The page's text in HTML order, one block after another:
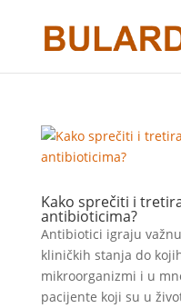
Kako sprečiti i
antibioticima?
Antibiotici igraju
kliničkih stanja do
mikroorganizmi i u
pacijente koji su u